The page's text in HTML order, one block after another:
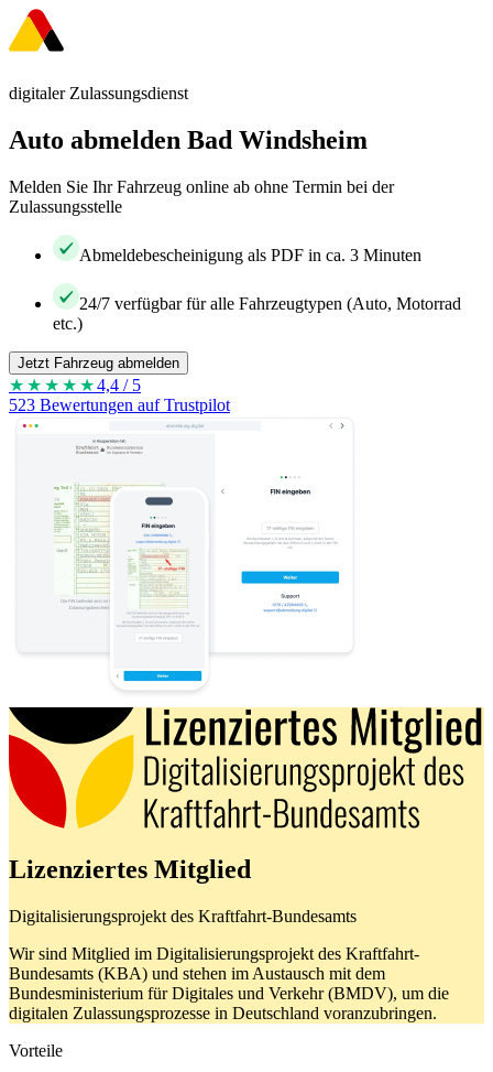
digitaler Zulassungsdienst
Auto abmelden Bad Windsheim
Melden Sie Ihr Fahrzeug online ab ohne Termin bei der
Zulassungsstelle
Abmeldebescheinigung als PDF in ca. 3 Minuten
24/7 verfügbar für alle Fahrzeugtypen (Auto, Motorrad
etc.)
Jetzt Fahrzeug abmelden
★★★★ ★4,4 / 5
523 Bewertungen auf Trustpilot
Lizenziertes Mitglied
Digitalisierungsprojekt des Kraftfahrt-Bundesamts
Wir sind Mitglied im Digitalisierungsprojekt des Kraftfahrt-
Bundesamts (KBA) und stehen im Austausch mit dem
Bundesministerium für Digitales und Verkehr (BMDV), um die
digitalen Zulassungsprozesse in Deutschland voranzubringen.
Vorteile